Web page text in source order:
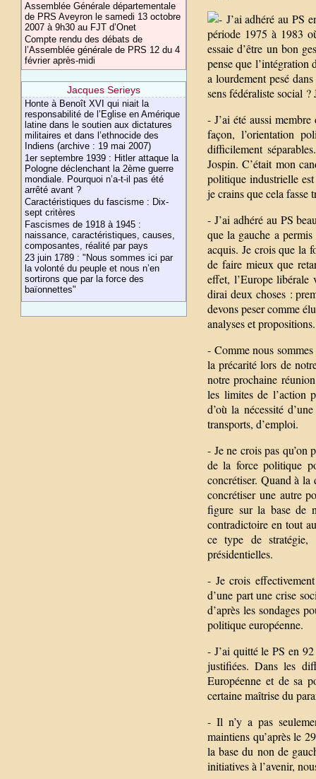
Assemblée Générale départementale
de PRS Aveyron le samedi 13 octobre
2007 à 9h30 au FJT d’Onet
Compte rendu des débats de
l’Assemblée générale de PRS 12 du 4
février après-midi
Jacques Serieys
Honte à Benoît XVI qui niait la
responsabilité de l’Eglise en Amérique
latine dans le soutien aux dictatures
militaires et dans l’ethnocide des
Indiens (archive : 19 mai 2007)
1er septembre 1939 : Hitler attaque la
Pologne déclenchant la 2ème guerre
mondiale. Pourquoi n’a-t-il pas été
arrêté avant ?
Caractéristiques du fascisme : Dix-
sept critères
Fascismes de 1918 à 1945 :
naissance, caractéristiques, causes,
composantes, réalité par pays
23 juin 1789 : "Nous sommes ici par
la volonté du peuple et nous n’en
sortirons que par la force des
baïonnettes"
J’ai adhéré au PS
période 1975 à 1983
essaie d’être un bon
pense que l’intégration
a lourdement pesé
sens fédéraliste social ?
- J’ai été aussi
façon, l’orientation
difficilement
Jospin. C’était mon
politique industrielle
je crains que cela fasse
- J’ai adhéré au PS
que la gauche a
acquis. Je crois que la
de faire mieux que
effet, l’Europe libérale
dirai deux choses :
devons peser comme
analyses et propositions.
- Comme nous
la précarité lors de
notre prochaine
les limites de l’action
d’où la nécessité
transports, d’emploi.
- Je ne crois pas qu’on
de la force politique
concrétiser. Quand à la
concrétiser une autre
figure sur la base de
contradictoire en tout
ce type de stratégie,
présidentielles.
- Je crois
d’une part une crise
d’après les sondages
politique européenne.
- J’ai quitté le PS en
justifiées. Dans les
Européenne et de sa
certaine maîtrise du
- Il n’y a pas
maintiens qu’après le
la base du non de
initiatives à l’avenir,